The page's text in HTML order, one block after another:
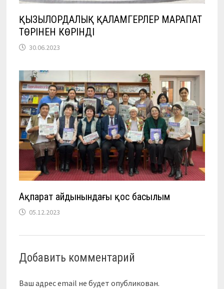
ҚЫЗЫЛОРДАЛЫҚ ҚАЛАМГЕРЛЕР МАРАПАТ
ТӨРІНЕН КӨРІНДІ
30.06.2023
Ақпарат айдынындағы қос басылым
05.12.2023
Добавить комментарий
Ваш адрес email не будет опубликован.